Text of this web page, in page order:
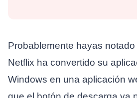
Probablemente hayas
Netflix ha convertido su
Windows en una aplicación